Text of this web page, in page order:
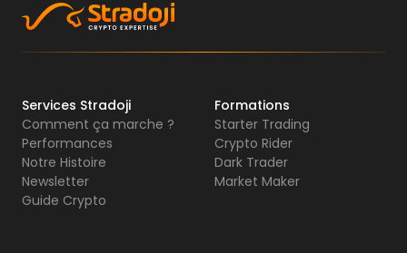
Services Stradoji
Comment ça marche ?
Performances
Notre Histoire
Newsletter
Guide Crypto
Formations
Starter Trading
Crypto Rider
Dark Trader
Market Maker